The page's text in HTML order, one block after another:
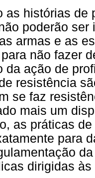
as histórias de
poderão
armas e as
não fazer
da ação de
resistência
se faz
mais um
as práticas
para
dirigidas